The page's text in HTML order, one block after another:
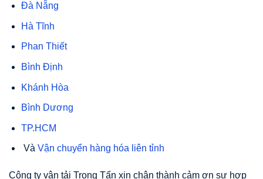
Đà Nẵng
Hà Tĩnh
Phan Thiết
Bình Định
Khánh Hòa
Bình Dương
TP.HCM
Và Vận chuyển hàng hóa liên tỉnh
Công ty vận tải Trọng Tấn xin chân thành cảm ơn sự hợp